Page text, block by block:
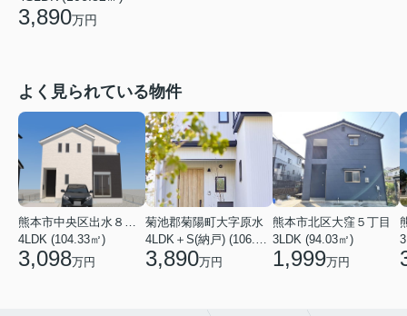
3,890万円
よく見られている物件
熊本市中央区出水８丁目
4LDK (104.33㎡)
3,098万円
菊池郡菊陽町大字原水
4LDK＋S(納戸) (106.82㎡)
3,890万円
熊本市北区大窪５丁目
3LDK (94.03㎡)
1,999万円